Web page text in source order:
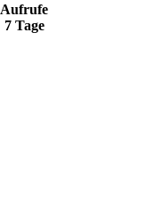
Aufrufe
7 Tage